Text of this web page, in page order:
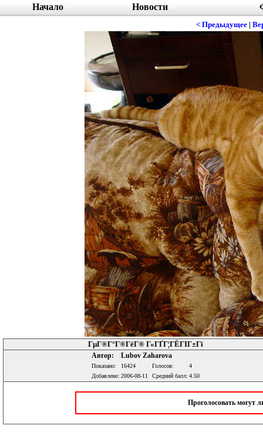
Начало Новости
< Предыдущее |
ГµГ®Г°Г®ГёГ® Г«ГҐГ¦ГЁГІГ±Гї
Автор: Lubov Zaharova
Показано: 16424 Голосов:
4
Добавлено: 2006-08-11 Средний балл: 4.50
Проголосовать могут